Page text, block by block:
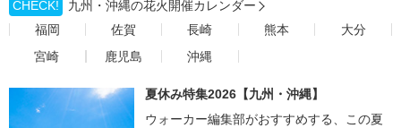
CHECK!
九州・沖縄の花火開催カレンダー
福岡
佐賀 長崎 熊本
大分
宮崎
鹿児島 沖縄
夏休み特集2026【九州・沖縄】
ウォーカー編集部がおすすめする、この夏